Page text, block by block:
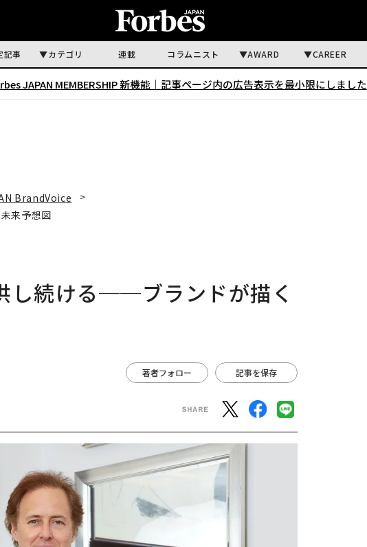
記事 カテゴリ 連載 コラムニスト AWARD CAREER
JAPAN MEMBERSHIP 新機能｜ 記事ページ内の広告表示を最小限にしました
BrandVoice
来予想図
し続ける──ブランドが描く
著者フォロー 記事を保存